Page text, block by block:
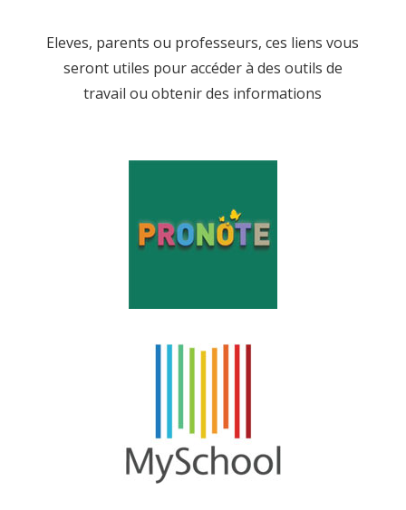
Eleves, parents ou professeurs, ces liens vous
seront utiles pour accéder à des outils de
travail ou obtenir des informations